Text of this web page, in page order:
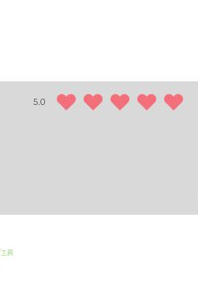
5.0
平均評価 5 /5
工房